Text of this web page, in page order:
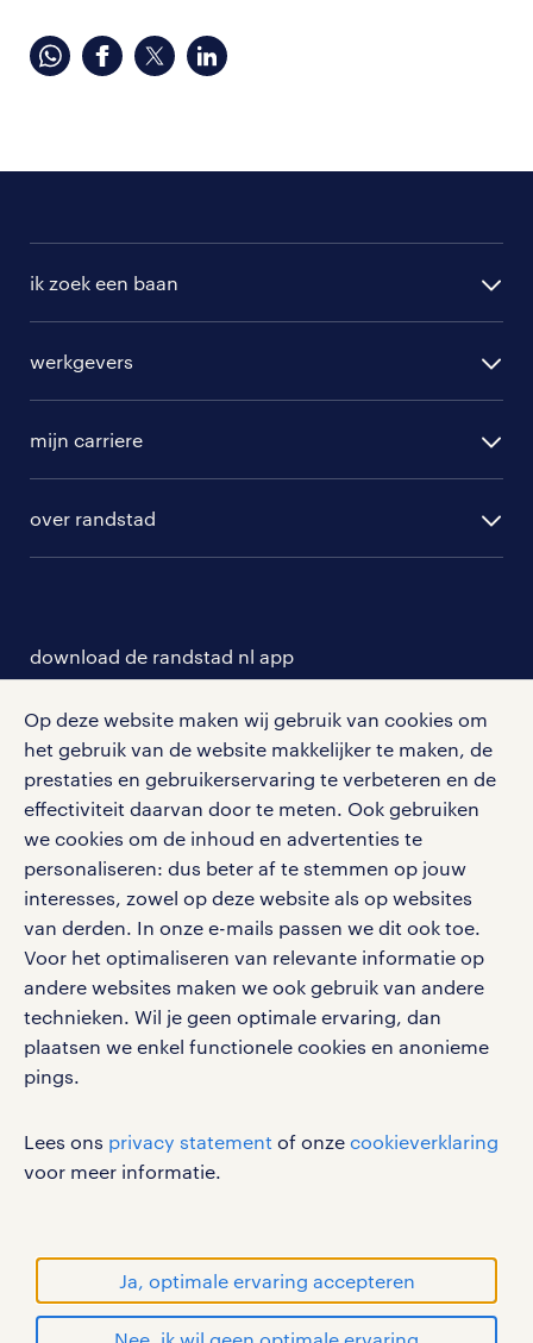
Op deze website maken wij gebruik van cookies om
het gebruik van de website makkelijker te maken, de
prestaties en gebruikerservaring te verbeteren en de
effectiviteit daarvan door te meten. Ook gebruiken
we cookies om de inhoud en advertenties te
personaliseren: dus beter af te stemmen op jouw
interesses, zowel op deze website als op websites
van derden. In onze e-mails passen we dit ook toe.
Voor het optimaliseren van relevante informatie op
andere websites maken we ook gebruik van andere
technieken. Wil je geen optimale ervaring, dan
plaatsen we enkel functionele cookies en anonieme
pings.
Lees ons privacy statement of onze cookieverklaring
voor meer informatie.
Ja, optimale ervaring accepteren
ik zoek een baan
randstad professional
randstad digital
werkgevers
hr-diensten
branches
tarieven
personeel gezocht
aanmelden nieuwsbrief
mijn carriere
solliciteren
blogs en artikelen
salarischecker
bruto-netto calculator
over randstad
contact voor werkgevers
onze vestigingen
pers
klachten en misstanden
download de randstad nl app
Met de randstad nl app zet je de volgende stap in je
carrière. Bekijk je rooster of salaris, zoek vacatures
en ontvang berichten van je intercedent.
Eenvoudig, snel en overal.
apple app store
google play store
social media
Volg ons voor de leukste content omtrent
vacatures, solliciteren en inspiratie.
gebruikersvoorwaarden
privacystatement
cookies